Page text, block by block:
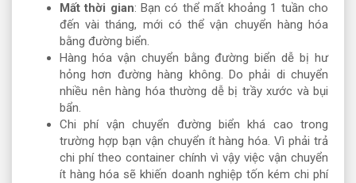
Mất thời gian: Bạn có thể mất khoảng 1 tuần cho
đến vài tháng, mới có thể vận chuyển hàng hóa
bằng đường biển.
Hàng hóa vận chuyển bằng đường biển dễ bị hư
hỏng hơn đường hàng không. Do phải di chuyển
nhiều nên hàng hóa thường dễ bị trầy xước và bụi
bẩn.
Chi phí vận chuyển đường biển khá cao trong
trường hợp bạn vận chuyển ít hàng hóa. Vì phải trả
chi phí theo container chính vì vậy việc vận chuyển
ít hàng hóa sẽ khiến doanh nghiệp tốn kém chi phí